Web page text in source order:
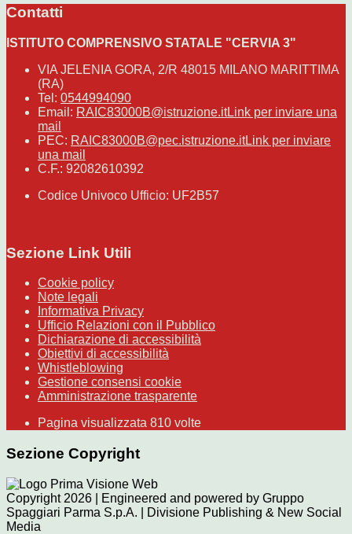
Contatti
ISTITUTO COMPRENSIVO STATALE "CERVIA 3"
VIA JELENIA GORA, 2/R 48015 MILANO MARITTIMA
(RA)
Tel: 0544994090
Email: RAIC83000B@istruzione.itLink per inviare una
mail
PEC: RAIC83000B@pec.istruzione.itLink per inviare
una mail
C.F.: 92082610392
Codice Univoco Ufficio: UF2B57
Sezione Link Utili
Cookie policy
Note legali
Informativa Privacy
Ufficio Relazioni con il Pubblico
Dichiarazione di accessibilità
Obiettivi di accessibilità
Whistleblowing
Gestione consensi cookie
Amministrazione trasparente
Pagina visualizzata 810 volte
Sezione Copyright
Copyright 2026 | Engineered and powered by Gruppo
Spaggiari Parma S.p.A. | Divisione Publishing & New Social
Media